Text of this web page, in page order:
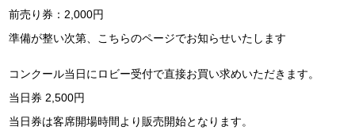
前売り券：2,000円
準備が整い次第、こちらのページでお知らせいたします
コンクール当日にロビー受付で直接お買い求めいただきます。
当日券 2,500円
当日券は客席開場時間より販売開始となります。